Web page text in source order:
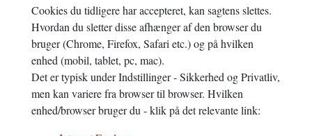
Cookies du tidligere har accepteret, kan sagtens slettes.
Hvordan du sletter disse afhænger af den browser du
bruger (Chrome, Firefox, Safari etc.) og på hvilken
enhed (mobil, tablet, pc, mac).
Det er typisk under Indstillinger - Sikkerhed og Privatliv,
men kan variere fra browser til browser. Hvilken
enhed/browser bruger du - klik på det relevante link: